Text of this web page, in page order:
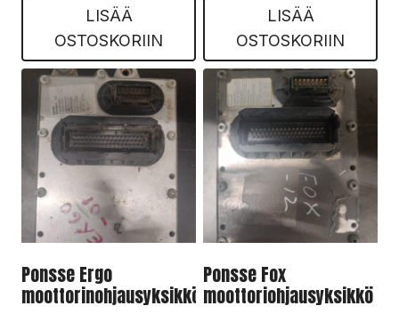
LISÄÄ
OSTOSKORIIN
LISÄÄ
OSTOSKORIIN
Ponsse Ergo
moottorinohjausyksikkö
Ponsse Fox
moottoriohjausyksikkö